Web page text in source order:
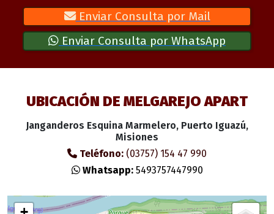
Enviar Consulta por Mail
Enviar Consulta por WhatsApp
UBICACIÓN DE MELGAREJO APART
Janganderos Esquina Marmelero, Puerto Iguazú,
Misiones
Teléfono: (03757) 154 47 990
Whatsapp:5493757447990